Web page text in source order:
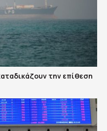
την επίθεση